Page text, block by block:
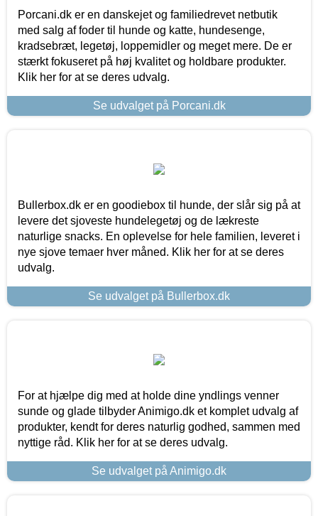
Porcani.dk er en danskejet og familiedrevet netbutik
med salg af foder til hunde og katte, hundesenge,
kradsebræt, legetøj, loppemidler og meget mere. De er
stærkt fokuseret på høj kvalitet og holdbare produkter.
Klik her for at se deres udvalg.
Se udvalget på Porcani.dk
Bullerbox.dk er en goodiebox til hunde, der slår sig på at
levere det sjoveste hundelegetøj og de lækreste
naturlige snacks. En oplevelse for hele familien, leveret i
nye sjove temaer hver måned. Klik her for at se deres
udvalg.
Se udvalget på Bullerbox.dk
For at hjælpe dig med at holde dine yndlings venner
sunde og glade tilbyder Animigo.dk et komplet udvalg af
produkter, kendt for deres naturlig godhed, sammen med
nyttige råd. Klik her for at se deres udvalg.
Se udvalget på Animigo.dk